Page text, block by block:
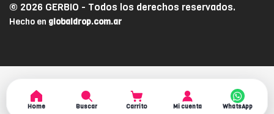
© 2026 GERBIO - Todos los derechos reservados.
Hecho en globaldrop.com.ar
Home Buscar Carrito Mi cuenta